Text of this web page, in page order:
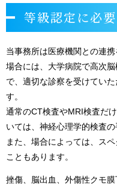
等級認定に必
当事務所は医療機関との連
場合には、大学病院で高次
で、適切な診察を受けてい
す。
通常のCT検査やMRI検査だ
いては、神経心理学的検査の
また、場合によっては、ス
こともあります。
挫傷、脳出血、外傷性クモ